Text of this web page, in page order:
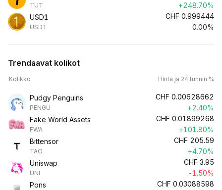
TUT
+248.70%
USD1
USD1
CHF 0.999444
0.00%
Trendaavat kolikot
Kolikko Hinta ja 24 tunnin %
Pudgy Penguins
PENGU
CHF 0.00628662
+2.40%
Fake World Assets
FWA
CHF 0.01899268
+101.80%
Bittensor
TAO
CHF 205.59
+4.70%
Uniswap
UNI
CHF 3.95
-1.50%
Pons
CHF 0.03088598